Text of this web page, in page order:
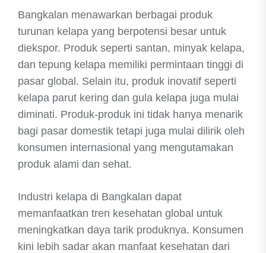
Bangkalan menawarkan berbagai produk
turunan kelapa yang berpotensi besar untuk
diekspor. Produk seperti santan, minyak kelapa,
dan tepung kelapa memiliki permintaan tinggi di
pasar global. Selain itu, produk inovatif seperti
kelapa parut kering dan gula kelapa juga mulai
diminati. Produk-produk ini tidak hanya menarik
bagi pasar domestik tetapi juga mulai dilirik oleh
konsumen internasional yang mengutamakan
produk alami dan sehat.
Industri kelapa di Bangkalan dapat
memanfaatkan tren kesehatan global untuk
meningkatkan daya tarik produknya. Konsumen
kini lebih sadar akan manfaat kesehatan dari